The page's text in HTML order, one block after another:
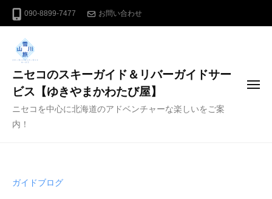
ン
090-8899-7477 お問い合わせ
ニセコのスキーガイド＆リバーガイドサー
ビス【ゆきやまかわたび屋】
ニセコを中心に北海道のアドベンチャーな楽しいをご案
内！
メ
ガイドブログ